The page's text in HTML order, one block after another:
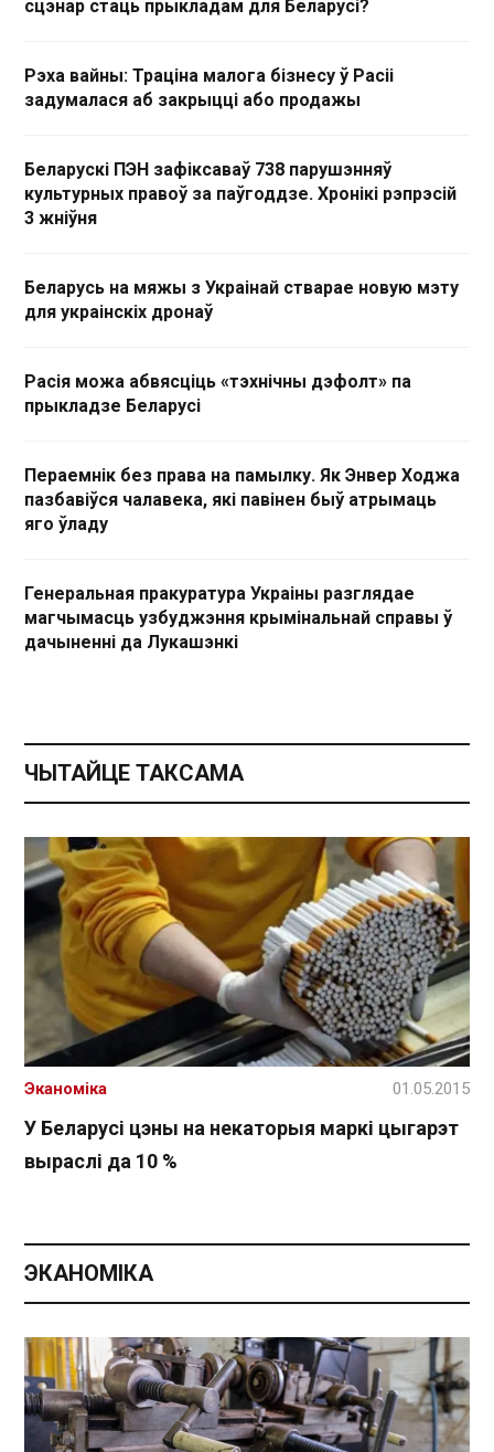
сцэнар стаць прыкладам для Беларусі?
Рэха вайны: Траціна малога бізнесу ў Расіі
задумалася аб закрыцці або продажы
Беларускі ПЭН зафіксаваў 738 парушэнняў
культурных правоў за паўгоддзе. Хронікі рэпрэсій
3 жніўня
Беларусь на мяжы з Украінай стварае новую мэту
для украінскіх дронаў
Расія можа абвясціць «тэхнічны дэфолт» па
прыкладзе Беларусі
Пераемнік без права на памылку. Як Энвер Ходжа
пазбавіўся чалавека, які павінен быў атрымаць
яго ўладу
Генеральная пракуратура Украіны разглядае
магчымасць узбуджэння крымінальнай справы ў
дачыненні да Лукашэнкі
ЧЫТАЙЦЕ ТАКСАМА
У Беларусі цэны на некаторыя маркі цыгарэт
выраслі да 10 %
Эканоміка 01.05.2015
ЭКАНОМІКА